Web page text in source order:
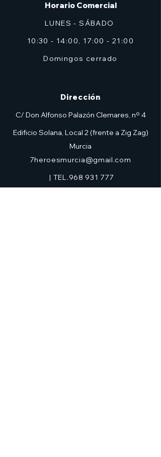
Horario Comercial
LUNES - SÁBADO
10:30 - 14:00, 17:00 - 21:00
Domingos cerrado
Dirección
C/ Don Alfonso Palazón Clemares, nº 4
Edificio Solana, Local 2 (frente a Zig Zag)
Murcia
7heroesmurcia@gmail.com
| TEL.968 931 777